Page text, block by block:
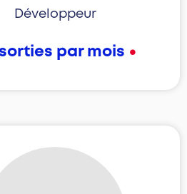
Développeur
par mois •